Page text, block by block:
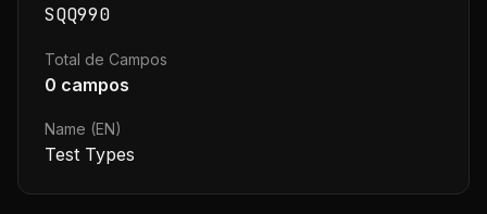
SQQ990
Total de Campos
0 campos
Name (EN)
Test Types